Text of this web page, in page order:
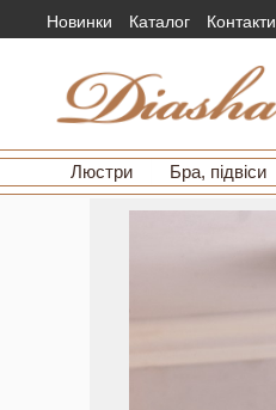
Новинки Каталог Контакти
Люстри Бра, підвіси